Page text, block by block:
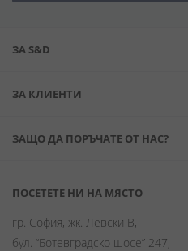
ЗА S&D
ЗА КЛИЕНТИ
ЗАЩО ДА ПОРЪЧАТЕ ОТ НАС?
ПОСЕТЕТЕ НИ НА МЯСТО
гр. София, жк. Левски В,
бул. “Ботевградско шосе” 247,